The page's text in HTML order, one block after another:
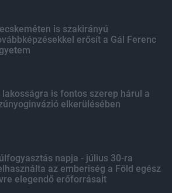
is szakirányú
erősít a Gál Ferenc
lakosságra is fontos szerep hárul a
elkerülésében
napja - július 30-ra
az emberiség a Föld egész
elegendő erőforrásait